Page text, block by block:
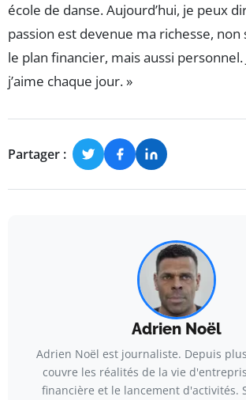
école de danse. Aujourd’hui, je peux
passion est devenue ma richesse,
le plan financier, mais aussi personnel.
j’aime chaque jour. »
Partager :
Adrien Noël
Adrien Noël est journaliste. Depuis
couvre les réalités de la vie
financière et le lancement d'activités.